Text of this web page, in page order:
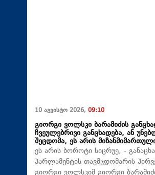
10 აგვისტო 2026, 09:10
გიორგი ვოლსკი ბარამიძის
ჩვეულებრივი განცხადება, ან
შეცდომა, ეს არის
ეს არის ბოროტი სიცრუე, -
პარლამენტის თავმჯდომარის
გიორგი ვოლსკიმ გიორგი